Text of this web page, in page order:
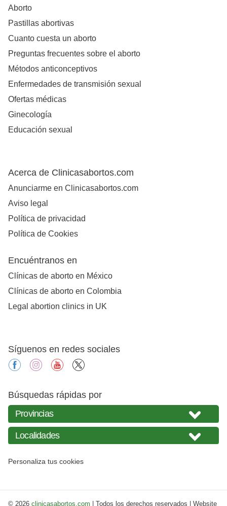
Aborto
Pastillas abortivas
Cuanto cuesta un aborto
Preguntas frecuentes sobre el aborto
Métodos anticonceptivos
Enfermedades de transmisión sexual
Ofertas médicas
Ginecología
Educación sexual
Acerca de Clinicasabortos.com
Anunciarme en Clinicasabortos.com
Aviso legal
Política de privacidad
Política de Cookies
Encuéntranos en
Clínicas de aborto en México
Clínicas de aborto en Colombia
Legal abortion clinics in UK
Síguenos en redes sociales
facebookinstagramyoutube
Búsquedas rápidas por
Personaliza tus cookies
© 2026 clinicasabortos.com | Todos los derechos reservados | Website